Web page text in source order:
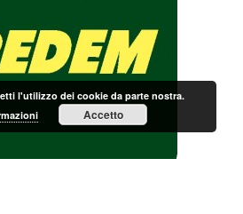
l'utilizzo dei cookie da parte nostra.
Accetto